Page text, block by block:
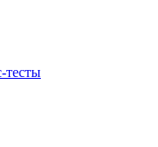
тесты